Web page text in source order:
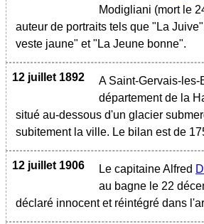
Modigliani (mort le
auteur de portraits tels que "La
veste jaune" et "La Jeune bonne".
12 juillet 1892
A Saint-Gervais-les-
département de la
situé au-dessous d'un glacier
subitement la ville. Le bilan est de
12 juillet 1906 Le capitaine Alfred
au bagne le 22
déclaré innocent et réintégré dans